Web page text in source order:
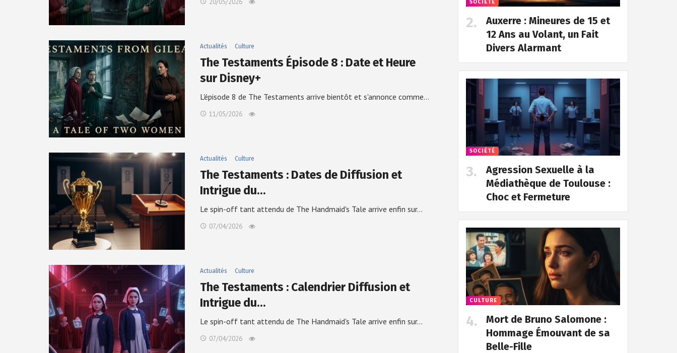
20/05/2026
Actualités Culture
The Testaments Épisode 8 : Date et Heure
sur Disney+
L'épisode 8 de The Testaments arrive bientôt et s'annonce comme…
11/05/2026
Actualités Culture
The Testaments : Dates de Diffusion et
Intrigue du…
Le spin-off tant attendu de The Handmaid's Tale arrive enfin sur…
07/04/2026
Actualités Culture
The Testaments : Calendrier Diffusion et
Intrigue du…
Le spin-off tant attendu de The Handmaid's Tale arrive enfin sur…
07/04/2026
SOCIÉTÉ
Auxerre : Mineures de 15 et
12 Ans au Volant, un Fait
Divers Alarmant
SOCIÉTÉ
Agression Sexuelle à la
Médiathèque de Toulouse :
Choc et Fermeture
CULTURE
Mort de Bruno Salomone :
Hommage Émouvant de sa
Belle-Fille